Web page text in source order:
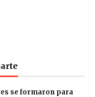
se formaron para